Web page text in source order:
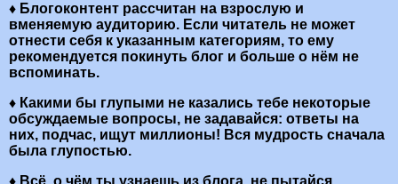
♦ Блогоконтент рассчитан на взрослую и
вменяемую аудиторию. Если читатель не может
отнести себя к указанным категориям, то ему
рекомендуется покинуть блог и больше о нём не
вспоминать.
♦ Какими бы глупыми не казались тебе некоторые
обсуждаемые вопросы, не задавайся: ответы на
них, подчас, ищут миллионы! Вся мудрость сначала
была глупостью.